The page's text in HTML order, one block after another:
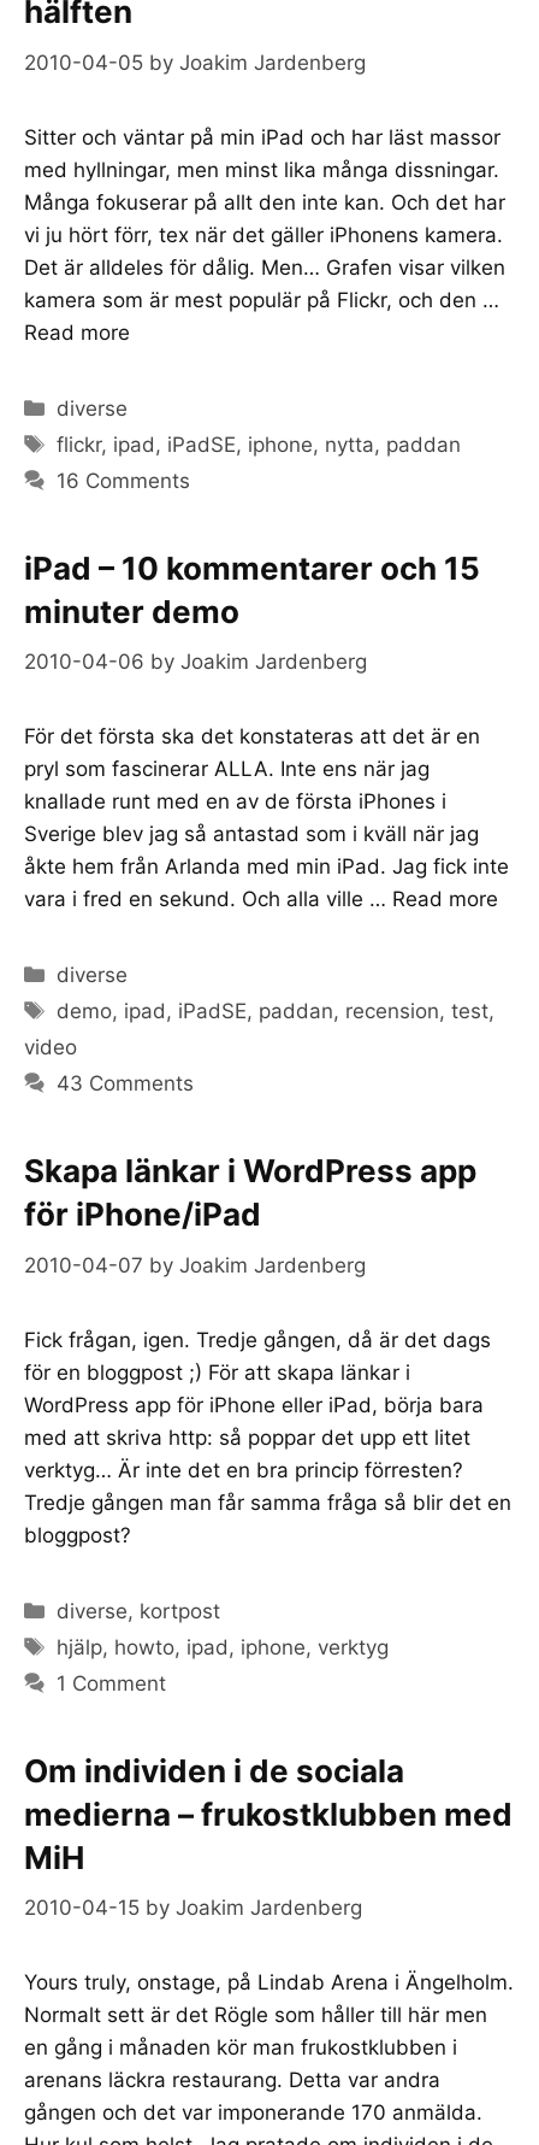
hälften
2010-04-05 by Joakim Jardenberg
Sitter och väntar på min iPad och har läst massor
med hyllningar, men minst lika många dissningar.
Många fokuserar på allt den inte kan. Och det har
vi ju hört förr, tex när det gäller iPhonens kamera.
Det är alldeles för dålig. Men… Grafen visar vilken
kamera som är mest populär på Flickr, och den …
Read more
Categories
diverse
Tags
flickr, ipad , iPadSE, iphone, nytta, paddan
16 Comments
iPad – 10 kommentarer och 15
minuter demo
2010-04-06 by Joakim Jardenberg
För det första ska det konstateras att det är en
pryl som fascinerar ALLA. Inte ens när jag
knallade runt med en av de första iPhones i
Sverige blev jag så antastad som i kväll när jag
åkte hem från Arlanda med min iPad. Jag fick inte
vara i fred en sekund. Och alla ville … Read more
Categories
diverse
Tags
demo, ipad, iPadSE, paddan, recension,test,
video
43 Comments
Skapa länkar i WordPress app
för iPhone/iPad
2010-04-07 by Joakim Jardenberg
Fick frågan, igen. Tredje gången, då är det dags
för en bloggpost ;) För att skapa länkar i
WordPress app för iPhone eller iPad, börja bara
med att skriva http: så poppar det upp ett litet
verktyg… Är inte det en bra princip förresten?
Tredje gången man får samma fråga så blir det en
bloggpost?
Categories
diverse, kortpost
Tags
hjälp, howto, ipad , iphone,verktyg
1 Comment
Om individen i de sociala
medierna – frukostklubben med
MiH
2010-04-15 by Joakim Jardenberg
Yours truly, onstage, på Lindab Arena i Ängelholm.
Normalt sett är det Rögle som håller till här men
en gång i månaden kör man frukostklubben i
arenans läckra restaurang. Detta var andra
gången och det var imponerande 170 anmälda.